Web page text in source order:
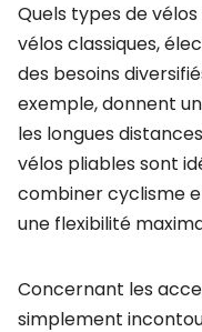
Quels types de
vélos classiques,
des besoins
exemple, donnent
les longues
vélos pliables sont
combiner cyclisme
une flexibilité
Concernant les
simplement